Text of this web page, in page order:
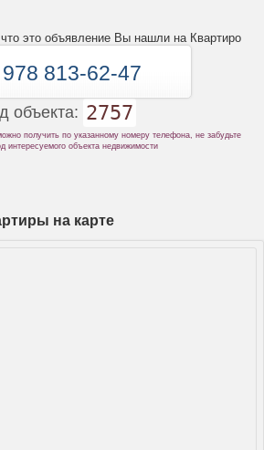
это объявление Вы нашли на Квартиро
813-62-47
объекта: 2757
получить по указанному номеру телефона, не забудьте
интересуемого объекта недвижимости
на карте